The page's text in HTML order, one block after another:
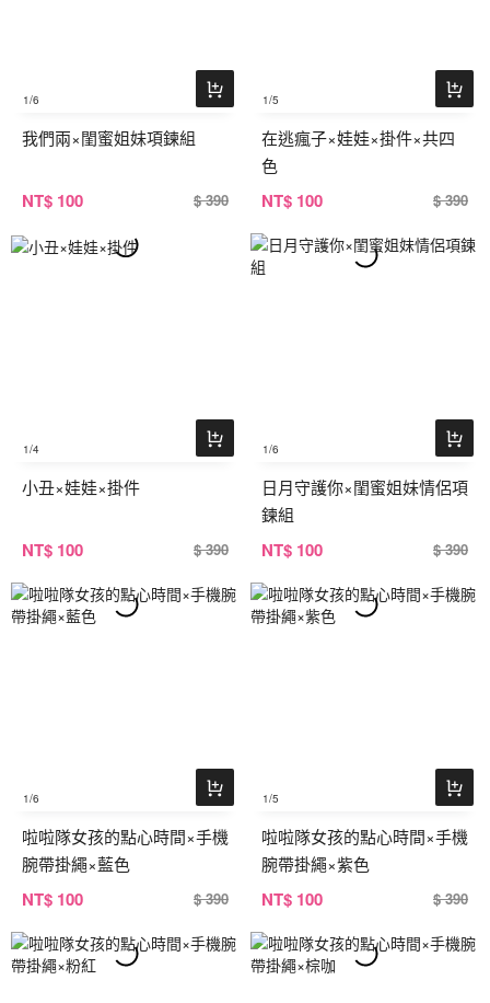
1/6
我們兩×閨蜜姐妹項鍊組
NT$ 100 $ 390
1/5
在逃瘋子×娃娃×掛件×共四
色
NT$ 100 $ 390
1/4
小丑×娃娃×掛件
NT$ 100 $ 390
1/6
日月守護你×閨蜜姐妹情侶項
鍊組
NT$ 100 $ 390
1/6
啦啦隊女孩的點心時間×手機
腕帶掛繩×藍色
NT$ 100 $ 390
1/5
啦啦隊女孩的點心時間×手機
腕帶掛繩×紫色
NT$ 100 $ 390